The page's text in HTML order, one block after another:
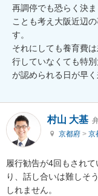
再調停でも恐らく決
ことも考え大阪近辺
す。
それにしても養育費
行していなくても特
が認められる日が早く
村山 大基
京都府 > 京
履行勧告が4回もされ
り、話し合いは難しそ
しれません。